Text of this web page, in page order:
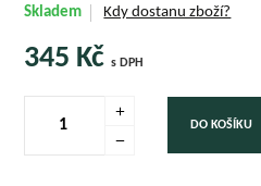
Skladem Kdy dostanu zboží?
345 Kčs DPH
DO KOŠÍKU